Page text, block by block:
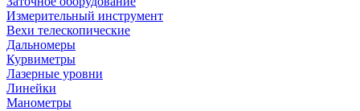
Измерительный инструмент
Вехи телескопические
Дальномеры
Курвиметры
Лазерные уровни
Линейки
Манометры